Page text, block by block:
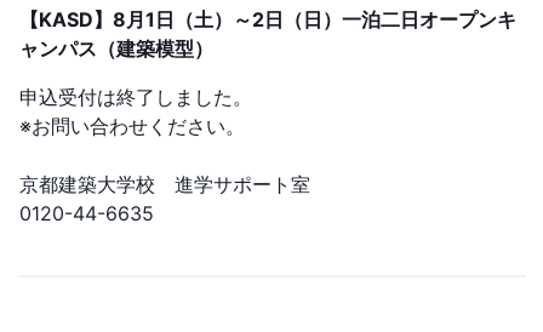
【KASD】8月1日（土）～2日（日）一泊二日オープンキ
ャンパス（建築模型）
申込受付は終了しました。
※お問い合わせください。
京都建築大学校 進学サポート室
0120-44-6635